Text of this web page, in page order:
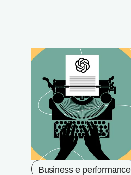
Business e performance